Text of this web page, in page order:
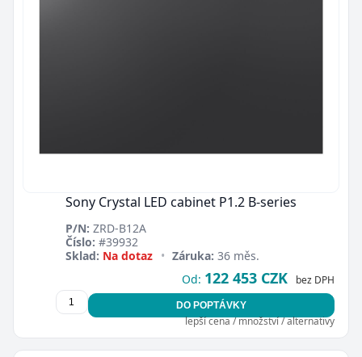
Zavřít
Sony Crystal LED cabinet P1.2 B-series
P/N: ZRD-B12A
Číslo: #39932
Sklad: Na dotaz • Záruka: 36 měs.
Od: 122 453 CZK bez DPH
DO POPTÁVKY
lepší cena / množství / alternativy